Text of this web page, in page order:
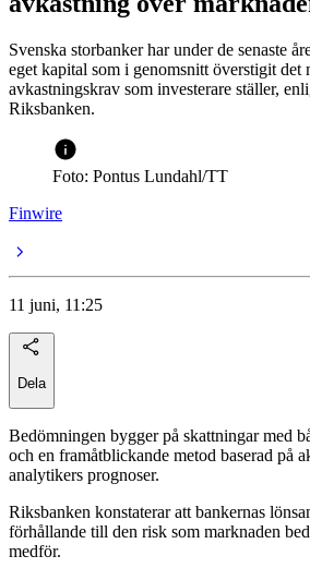
Svenska storbanker har under de senaste
eget kapital som i genomsnitt överstigit det
avkastningskrav som investerare ställer,
Riksbanken.
Foto: Pontus Lundahl/TT
Finwire
11 juni, 11:25
Dela
Bedömningen bygger på skattningar med
och en framåtblickande metod baserad på
analytikers prognoser.
Riksbanken konstaterar att bankernas
förhållande till den risk som marknaden
medför.